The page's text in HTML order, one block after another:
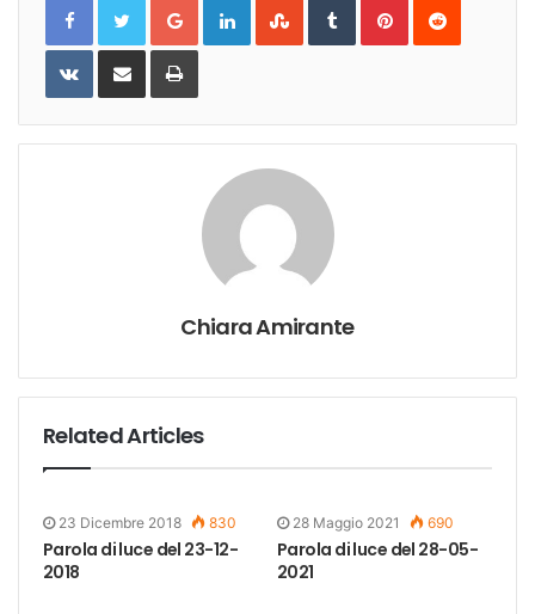
VKontakteShare
Email
Print
Chiara Amirante
Related Articles
23 Dicembre 2018 830
Parola di luce del 23-12-
2018
28 Maggio 2021 690
Parola di luce del 28-05-
2021